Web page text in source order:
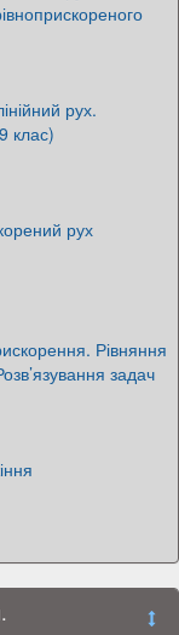
рух.
клас)
рух
Рівняння
задач